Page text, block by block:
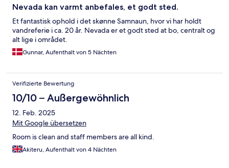
Nevada kan varmt anbefales, et godt sted.
Et fantastisk ophold i det skønne Samnaun, hvor vi har holdt
vandreferie i ca. 20 år. Nevada er et godt sted at bo, centralt og
alt lige i området.
Gunnar, Aufenthalt von 5 Nächten
Verifizierte Bewertung
10/10 – Außergewöhnlich
12. Feb. 2025
Mit Google übersetzen
Room is clean and staff members are all kind.
Akiteru, Aufenthalt von 4 Nächten